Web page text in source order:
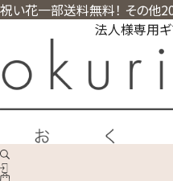
祝い花一部送料無料！ その他
法人様専用ギ